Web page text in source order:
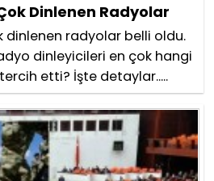
Dinlenen Radyolar
dinlenen radyolar belli oldu.
dinleyicileri en çok hangi
etti? İşte detaylar.....